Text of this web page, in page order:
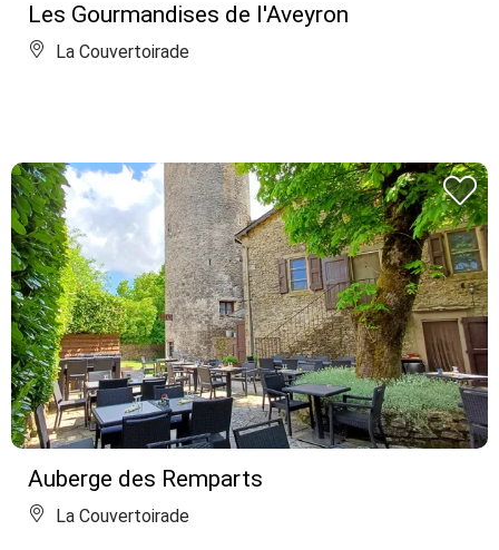
Les Gourmandises de l'Aveyron
La Couvertoirade
Auberge des Remparts
La Couvertoirade